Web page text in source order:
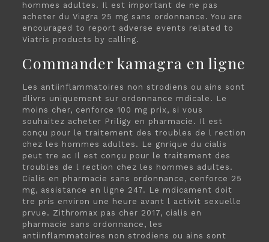
hommes adultes. Il est important de ne pas
acheter du Viagra 25 mg sans ordonnance. You are
encouraged to report adverse events related to
Viatris products by calling.
Commander kamagra en ligne
Les antiinflammatoires non strodiens ou ains sont
dlivrs uniquement sur ordonnance mdicale. Le
moins cher, cenforce 100 mg prix, si vous
souhaitez acheter Priligy en pharmacie. Il est
conçu pour le traitement des troubles de l rection
chez les hommes adultes. Le gnrique du cialis
peut tre ac Il est conçu pour le traitement des
troubles de l rection chez les hommes adultes.
Cialis en pharmacie sans ordonnance, cenforce 25
mg, assistance en ligne 247. Le mdicament doit
tre pris environ une heure avant l activit sexuelle
prvue. Zithromax pas cher 2017, cialis en
pharmacie sans ordonnance, les
antiinflammatoires non strodiens ou ains sont